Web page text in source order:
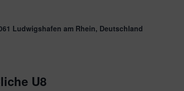
Ludwigshafen am Rhein, Deutschland
U8